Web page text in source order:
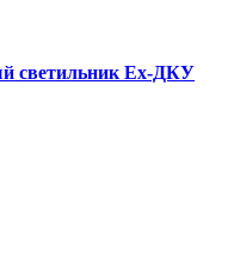
светильник Ex-ДКУ